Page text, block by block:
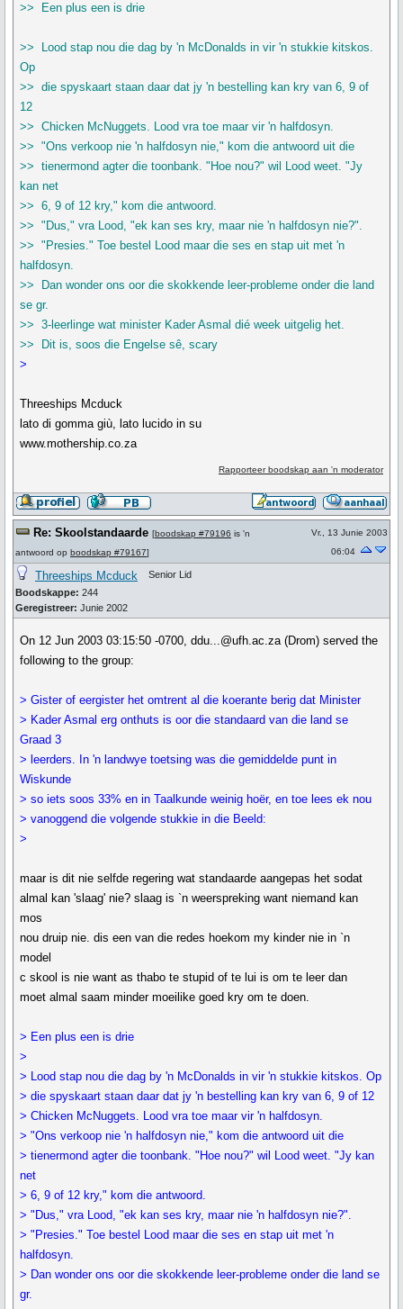
>> Een plus een is drie
>> Lood stap nou die dag by 'n McDonalds in vir 'n stukkie kitskos.
Op
>> die spyskaart staan daar dat jy 'n bestelling kan kry van 6, 9 of
12
>> Chicken McNuggets. Lood vra toe maar vir 'n halfdosyn.
>> "Ons verkoop nie 'n halfdosyn nie," kom die antwoord uit die
>> tienermond agter die toonbank. "Hoe nou?" wil Lood weet. "Jy
kan net
>> 6, 9 of 12 kry," kom die antwoord.
>> "Dus," vra Lood, "ek kan ses kry, maar nie 'n halfdosyn nie?".
>> "Presies." Toe bestel Lood maar die ses en stap uit met 'n
halfdosyn.
>> Dan wonder ons oor die skokkende leer-probleme onder die land
se gr.
>> 3-leerlinge wat minister Kader Asmal dié week uitgelig het.
>> Dit is, soos die Engelse sê, scary
>
Threeships Mcduck
lato di gomma giù, lato lucido in su
www.mothership.co.za
Rapporteer boodskap aan 'n moderator
Re: Skoolstandaarde [boodskap #79196 is 'n
antwoord op boodskap #79167]
Vr., 13 Junie 2003
06:04
Threeships Mcduck
Boodskappe: 244
Geregistreer: Junie 2002
Senior Lid
On 12 Jun 2003 03:15:50 -0700, ddu...@ufh.ac.za (Drom) served the
following to the group:
> Gister of eergister het omtrent al die koerante berig dat Minister
> Kader Asmal erg onthuts is oor die standaard van die land se
Graad 3
> leerders. In 'n landwye toetsing was die gemiddelde punt in
Wiskunde
> so iets soos 33% en in Taalkunde weinig hoër, en toe lees ek nou
> vanoggend die volgende stukkie in die Beeld:
>
maar is dit nie selfde regering wat standaarde aangepas het sodat
almal kan 'slaag' nie? slaag is `n weerspreking want niemand kan
mos
nou druip nie. dis een van die redes hoekom my kinder nie in `n
model
c skool is nie want as thabo te stupid of te lui is om te leer dan
moet almal saam minder moeilike goed kry om te doen.
> Een plus een is drie
>
> Lood stap nou die dag by 'n McDonalds in vir 'n stukkie kitskos. Op
> die spyskaart staan daar dat jy 'n bestelling kan kry van 6, 9 of 12
> Chicken McNuggets. Lood vra toe maar vir 'n halfdosyn.
> "Ons verkoop nie 'n halfdosyn nie," kom die antwoord uit die
> tienermond agter die toonbank. "Hoe nou?" wil Lood weet. "Jy kan
net
> 6, 9 of 12 kry," kom die antwoord.
> "Dus," vra Lood, "ek kan ses kry, maar nie 'n halfdosyn nie?".
> "Presies." Toe bestel Lood maar die ses en stap uit met 'n
halfdosyn.
> Dan wonder ons oor die skokkende leer-probleme onder die land se
gr.